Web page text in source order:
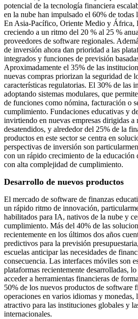
potencial de la tecnología financiera
​​en la nube han impulsado el 60% de todas
En Asia-Pacífico, Oriente Medio y África,
creciendo a un ritmo del 20 % al 25 %
proveedores de software regionales.
de inversión ahora dan prioridad a las
integrados y funciones de previsión
Aproximadamente el 35% de las
nuevas compras priorizan la seguridad de
características regulatorias. El 30% de las
adoptando sistemas modulares, que
de funciones como nómina, facturación o
cumplimiento. Fundaciones educativas y
invirtiendo en nuevas empresas dirigidas a
desatendidos, y alrededor del 25% de la
productos en este sector se centra en
perspectivas de inversión son
con un rápido crecimiento de la educación
con alta complejidad de cumplimiento.
Desarrollo de nuevos productos
El mercado de software de finanzas
un rápido ritmo de innovación,
habilitados para IA, nativos de la nube y
cumplimiento. Más del 40% de las
recientemente en los últimos dos años
predictivos para la previsión
escuelas anticipar las necesidades de
consecuencia. Las interfaces móviles son
plataformas recientemente desarrolladas,
acceder a herramientas financieras de
50% de los nuevos productos de software
operaciones en varios idiomas y monedas,
atractivo para las instituciones globales y
internacionales.